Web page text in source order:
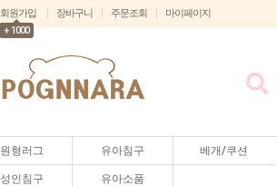
회원가입
+ 1000
장바구니 주문조회 마이페이지
원형러그 유아침구 베개/쿠션
성인침구 유아소품